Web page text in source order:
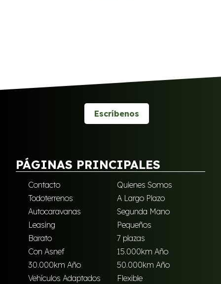
Escríbenos
PÁGINAS PRINCIPALES
Contacto
Quienes Somos
Todoterrenos
A Largo Plazo
Autocaravanas
Segunda Mano
Leasing
Pequeños
Barato
7 plazas
Con Asnef
15.000km Año
30.000km Año
50.000km Año
Vehículos Adaptados
Flexible